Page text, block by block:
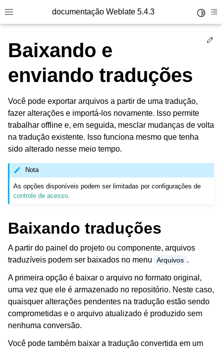
Toggle site navigation sidebar
documentação Weblate 5.4.3
navigation of Formatos de arquivos suportados
Baixando e
enviando traduções
Você pode exportar arquivos a partir de uma tradução,
fazer alterações e importá-los novamente. Isso permite
trabalhar offline e, em seguida, mesclar mudanças de volta
na tradução existente. Isso funciona mesmo que tenha
sido alterado nesse meio tempo.
Nota
As opções disponíveis podem ser limitadas por configurações de
controle de acesso
Baixando traduções
A partir do painel do projeto ou componente, arquivos
traduzíveis podem ser baixados no menu
Arquivos .
A primeira opção é baixar o arquivo no formato original,
uma vez que ele é armazenado no repositório. Neste caso,
quaisquer alterações pendentes na tradução estão sendo
comprometidas e o arquivo atualizado é produzido sem
nenhuma conversão.
Você pode também baixar a tradução convertida em um